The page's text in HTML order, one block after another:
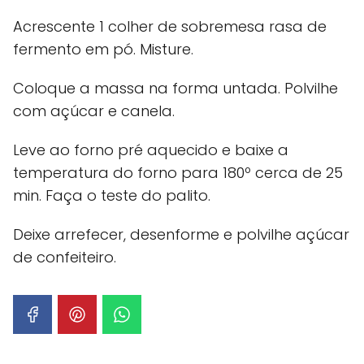
Acrescente 1 colher de sobremesa rasa de
fermento em pó. Misture.
Coloque a massa na forma untada. Polvilhe
com açúcar e canela.
Leve ao forno pré aquecido e baixe a
temperatura do forno para 180º cerca de 25
min. Faça o teste do palito.
Deixe arrefecer, desenforme e polvilhe açúcar
de confeiteiro.